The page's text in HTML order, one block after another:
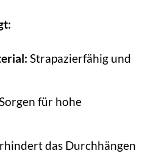
Strapazierfähig und
für hohe
das Durchhängen